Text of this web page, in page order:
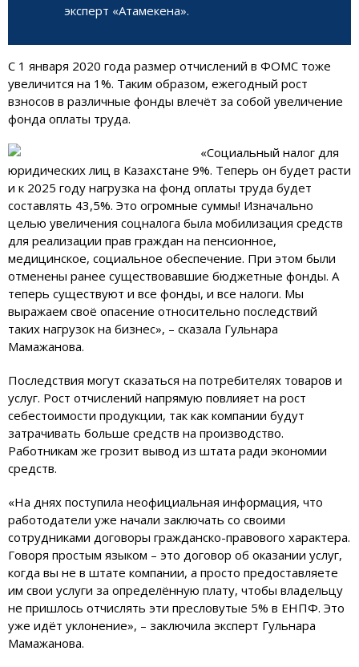
эксперт «Атамекена».
С 1 января 2020 года размер отчислений в ФОМС тоже
увеличится на 1%. Таким образом, ежегодный рост
взносов в различные фонды влечёт за собой увеличение
фонда оплаты труда.
«Социальный налог для
юридических лиц в Казахстане 9%. Теперь он будет расти
и к 2025 году нагрузка на фонд оплаты труда будет
составлять 43,5%. Это огромные суммы! Изначально
целью увеличения соцналога была мобилизация средств
для реализации прав граждан на пенсионное,
медицинское, социальное обеспечение. При этом были
отменены ранее существовавшие бюджетные фонды. А
теперь существуют и все фонды, и все налоги. Мы
выражаем своё опасение относительно последствий
таких нагрузок на бизнес», – сказала Гульнара
Мамажанова.
Последствия могут сказаться на потребителях товаров и
услуг. Рост отчислений напрямую повлияет на рост
себестоимости продукции, так как компании будут
затрачивать больше средств на производство.
Работникам же грозит вывод из штата ради экономии
средств.
«На днях поступила неофициальная информация, что
работодатели уже начали заключать со своими
сотрудниками договоры гражданско-правового характера.
Говоря простым языком – это договор об оказании услуг,
когда вы не в штате компании, а просто предоставляете
им свои услуги за определённую плату, чтобы владельцу
не пришлось отчислять эти пресловутые 5% в ЕНПФ. Это
уже идёт уклонение», – заключила эксперт Гульнара
Мамажанова.